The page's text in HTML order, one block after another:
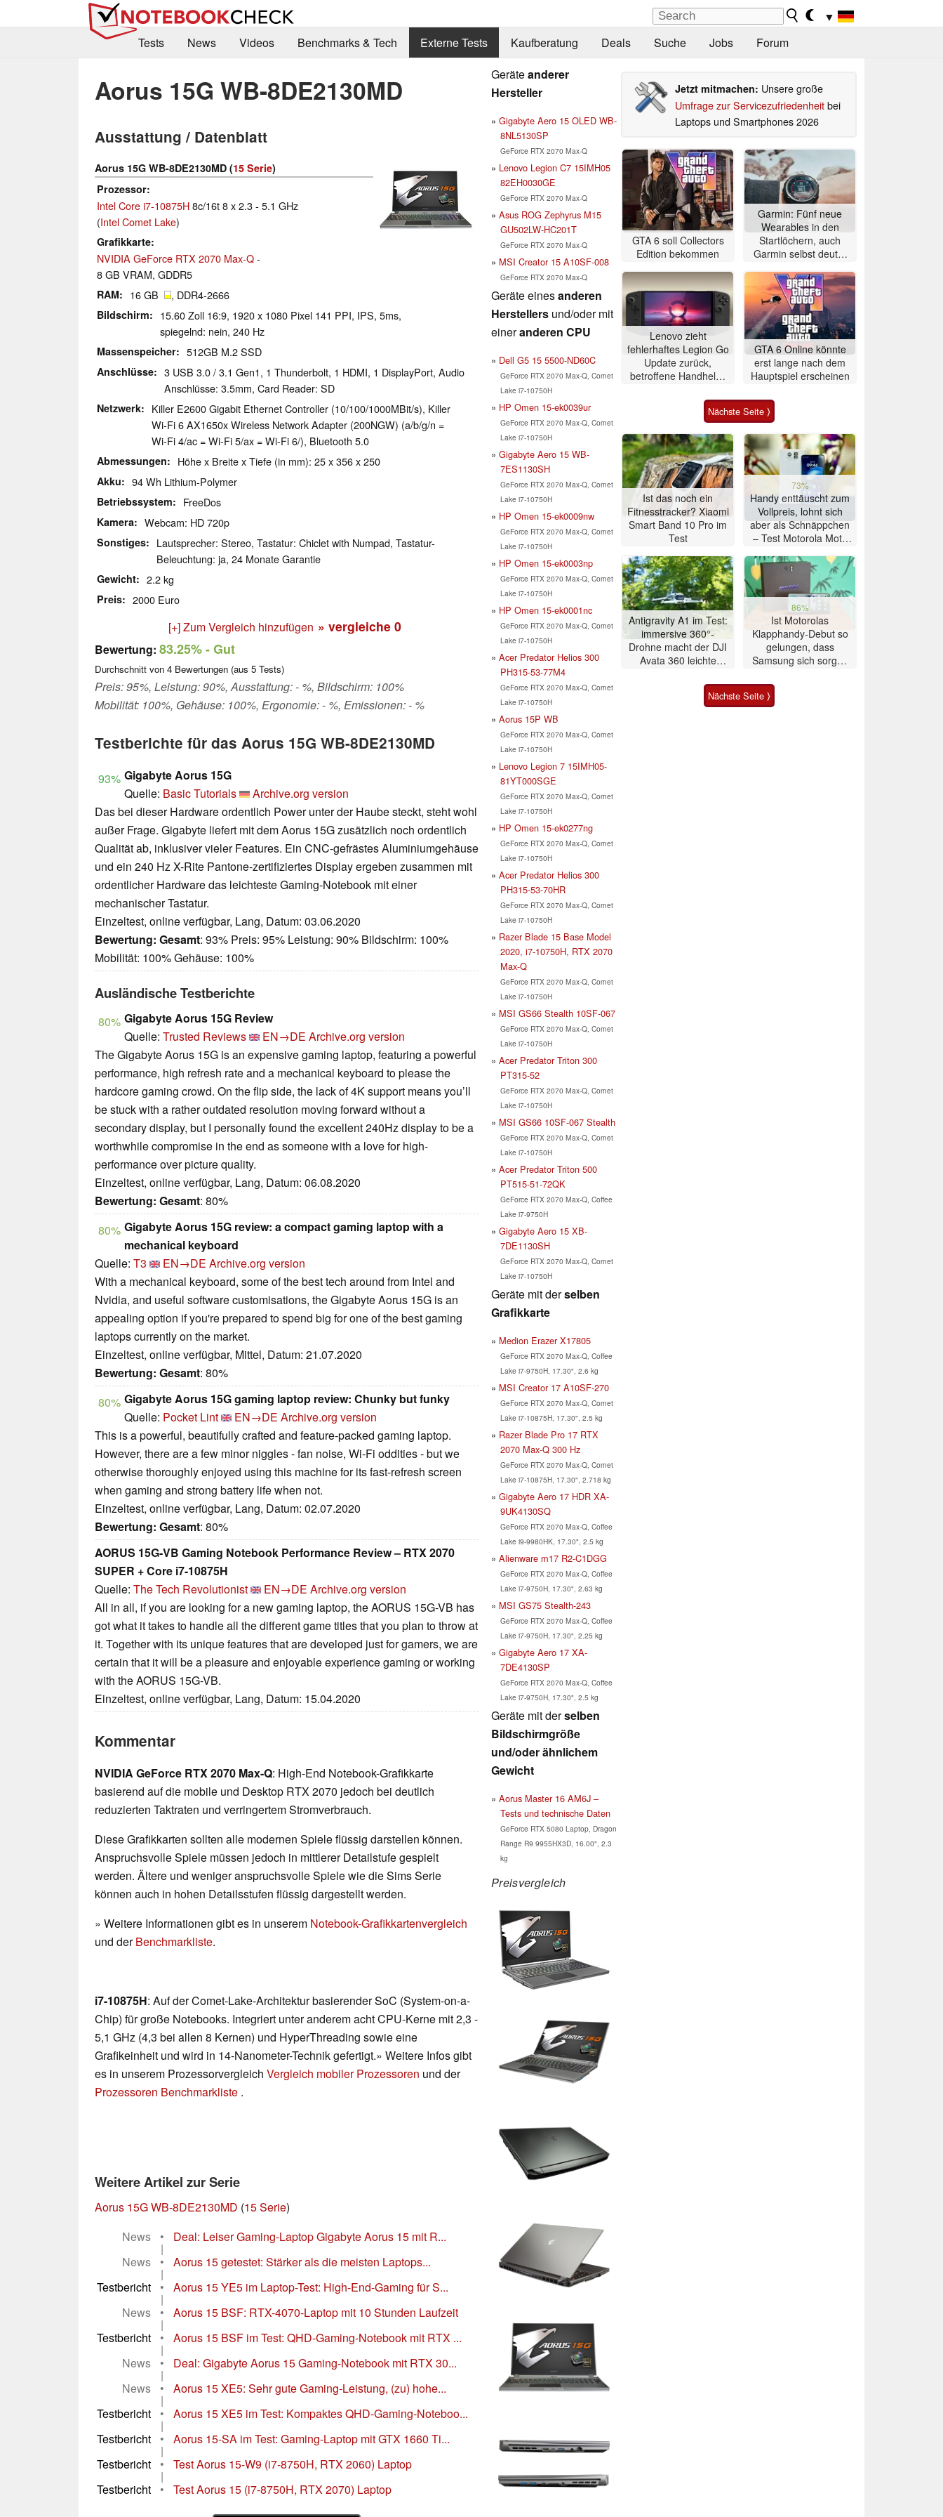
▼
Tests
News Videos Benchmarks & Tech Externe Tests Kaufberatung Deals Suche Jobs Forum
Aorus 15G WB-8DE2130MD
Ausstattung / Datenblatt
Aorus 15G WB-8DE2130MD (15 Serie)
Prozessor
Intel Core i7-10875H8c/16t 8 x 2.3 - 5.1 GHz
(Intel Comet Lake)
Grafikkarte
NVIDIA GeForce RTX 2070 Max-Q-
8 GB VRAM, GDDR5
RAM 16 GB , DDR4-2666
Bildschirm
15.60 Zoll 16:9, 1920 x 1080 Pixel 141 PPI, IPS, 5ms,
spiegelnd: nein, 240 Hz
Massenspeicher 512GB M.2 SSD
Anschlüsse
3 USB 3.0 / 3.1 Gen1, 1 Thunderbolt, 1 HDMI, 1 DisplayPort, Audio
Anschlüsse: 3.5mm, Card Reader: SD
Netzwerk
Killer E2600 Gigabit Ethernet Controller (10/100/1000MBit/s), Killer
Wi-Fi 6 AX1650x Wireless Network Adapter (200NGW) (a/b/g/n =
Wi-Fi 4/ac = Wi-Fi 5/ax = Wi-Fi 6/), Bluetooth 5.0
Abmessungen Höhe x Breite x Tiefe (in mm): 25 x 356 x 250
Akku 94 Wh Lithium-Polymer
Betriebssystem FreeDos
Kamera Webcam: HD 720p
Sonstiges
Lautsprecher: Stereo, Tastatur: Chiclet with Numpad, Tastatur-
Beleuchtung: ja, 24 Monate Garantie
Gewicht 2.2 kg
Preis 2000 Euro
[+] Zum Vergleich hinzufügen » vergleiche 0
Bewertung: 83.25%- Gut
Durchschnitt von 4 Bewertungen (aus 5 Tests)
Preis: 95%, Leistung: 90%, Ausstattung: - %, Bildschirm: 100%
Mobilität: 100%, Gehäuse: 100%, Ergonomie: - %, Emissionen: - %
Testberichte für das Aorus 15G WB-8DE2130MD
93% Gigabyte Aorus 15G
Quelle: Basic Tutorials
Archive.org version
Das bei dieser Hardware ordentlich Power unter der Haube steckt, steht wohl
außer Frage. Gigabyte liefert mit dem Aorus 15G zusätzlich noch ordentlich
Qualität ab, inklusiver vieler Features. Ein CNC-gefrästes Aluminiumgehäuse
und ein 240 Hz X-Rite Pantone-zertifiziertes Display ergeben zusammen mit
ordentlicher Hardware das leichteste Gaming-Notebook mit einer
mechanischer Tastatur.
Einzeltest, online verfügbar, Lang, Datum: 03.06.2020
Bewertung: Gesamt: 93% Preis: 95% Leistung: 90% Bildschirm: 100%
Mobilität: 100% Gehäuse: 100%
Ausländische Testberichte
80% Gigabyte Aorus 15G Review
Quelle: Trusted Reviews EN→DE Archive.org version
The Gigabyte Aorus 15G is an expensive gaming laptop, featuring a powerful
performance, high refresh rate and a mechanical keyboard to please the
hardcore gaming crowd. On the flip side, the lack of 4K support means you’ll
be stuck with a rather outdated resolution moving forward without a
secondary display, but I personally found the excellent 240Hz display to be a
worthwhile compromise in the end as someone with a love for high-
performance over picture quality.
Einzeltest, online verfügbar, Lang, Datum: 06.08.2020
Bewertung: Gesamt: 80%
80% Gigabyte Aorus 15G review: a compact gaming laptop with a
mechanical keyboard
Quelle: T3 EN→DE Archive.org version
With a mechanical keyboard, some of the best tech around from Intel and
Nvidia, and useful software customisations, the Gigabyte Aorus 15G is an
appealing option if you're prepared to spend big for one of the best gaming
laptops currently on the market.
Einzeltest, online verfügbar, Mittel, Datum: 21.07.2020
Bewertung: Gesamt: 80%
80% Gigabyte Aorus 15G gaming laptop review: Chunky but funky
Quelle: Pocket Lint EN→DE Archive.org version
This is a powerful, beautifully crafted and feature-packed gaming laptop.
However, there are a few minor niggles - fan noise, Wi-Fi oddities - but we
otherwise thoroughly enjoyed using this machine for its fast-refresh screen
when gaming and strong battery life when not.
Einzeltest, online verfügbar, Lang, Datum: 02.07.2020
Bewertung: Gesamt: 80%
AORUS 15G-VB Gaming Notebook Performance Review – RTX 2070
SUPER + Core i7-10875H
Quelle: The Tech Revolutionist EN→DE Archive.org version
All in all, if you are looking for a new gaming laptop, the AORUS 15G-VB has
got what it takes to handle all the different game titles that you plan to throw at
it. Together with its unique features that are developed just for gamers, we are
certain that it will be a pleasure and enjoyable experience gaming or working
with the AORUS 15G-VB.
Einzeltest, online verfügbar, Lang, Datum: 15.04.2020
Kommentar
NVIDIA GeForce RTX 2070 Max-Q: High-End Notebook-Grafikkarte
basierend auf die mobile und Desktop RTX 2070 jedoch bei deutlich
reduzierten Taktraten und verringertem Stromverbrauch.
Diese Grafikkarten sollten alle modernen Spiele flüssig darstellen können.
Anspruchsvolle Spiele müssen jedoch in mittlerer Detailstufe gespielt
werden. Ältere und weniger anspruchsvolle Spiele wie die Sims Serie
können auch in hohen Detailsstufen flüssig dargestellt werden.
» Weitere Informationen gibt es in unserem Notebook-Grafikkartenvergleich
und derBenchmarkliste.
i7-10875H: Auf der Comet-Lake-Architektur basierender SoC (System-on-a-
Chip) für große Notebooks. Integriert unter anderem acht CPU-Kerne mit 2,3 -
5,1 GHz (4,3 bei allen 8 Kernen) und HyperThreading sowie eine
Grafikeinheit und wird in 14-Nanometer-Technik gefertigt.» Weitere Infos gibt
es in unserem Prozessorvergleich Vergleich mobiler Prozessoren und der
Prozessoren Benchmarkliste .
Weitere Artikel zur Serie
Aorus 15G WB-8DE2130MD (15 Serie)
News
• Deal: Leiser Gaming-Laptop Gigabyte Aorus 15 mit R...
|
News
• Aorus 15 getestet: Stärker als die meisten Laptops...
|
Testbericht
• Aorus 15 YE5 im Laptop-Test: High-End-Gaming für S...
|
News
• Aorus 15 BSF: RTX-4070-Laptop mit 10 Stunden Laufzeit
|
Testbericht
• Aorus 15 BSF im Test: QHD-Gaming-Notebook mit RTX ...
|
News
• Deal: Gigabyte Aorus 15 Gaming-Notebook mit RTX 30...
|
News
• Aorus 15 XE5: Sehr gute Gaming-Leistung, (zu) hohe...
|
Testbericht
• Aorus 15 XE5 im Test: Kompaktes QHD-Gaming-Noteboo...
|
Testbericht
• Aorus 15-SA im Test: Gaming-Laptop mit GTX 1660 Ti...
|
Testbericht
• Test Aorus 15-W9 (i7-8750H, RTX 2060) Laptop
|
Testbericht
• Test Aorus 15 (i7-8750H, RTX 2070) Laptop
Geräteanderer
Hersteller
Gigabyte Aero 15 OLED WB-
8NL5130SP
GeForce RTX 2070 Max-Q
Lenovo Legion C7 15IMH05
82EH0030GE
GeForce RTX 2070 Max-Q
Asus ROG Zephyrus M15
GU502LW-HC201T
GeForce RTX 2070 Max-Q
MSI Creator 15 A10SF-008
GeForce RTX 2070 Max-Q
Geräte einesanderen
Herstellers und/oder mit
eineranderen CPU
Dell G5 15 5500-ND60C
GeForce RTX 2070 Max-Q, Comet
Lake i7-10750H
HP Omen 15-ek0039ur
GeForce RTX 2070 Max-Q, Comet
Lake i7-10750H
Gigabyte Aero 15 WB-
7ES1130SH
GeForce RTX 2070 Max-Q, Comet
Lake i7-10750H
HP Omen 15-ek0009nw
GeForce RTX 2070 Max-Q, Comet
Lake i7-10750H
HP Omen 15-ek0003np
GeForce RTX 2070 Max-Q, Comet
Lake i7-10750H
HP Omen 15-ek0001nc
GeForce RTX 2070 Max-Q, Comet
Lake i7-10750H
Acer Predator Helios 300
PH315-53-77M4
GeForce RTX 2070 Max-Q, Comet
Lake i7-10750H
Aorus 15P WB
GeForce RTX 2070 Max-Q, Comet
Lake i7-10750H
Lenovo Legion 7 15IMH05-
81YT000SGE
GeForce RTX 2070 Max-Q, Comet
Lake i7-10750H
HP Omen 15-ek0277ng
GeForce RTX 2070 Max-Q, Comet
Lake i7-10750H
Acer Predator Helios 300
PH315-53-70HR
GeForce RTX 2070 Max-Q, Comet
Lake i7-10750H
Razer Blade 15 Base Model
2020, i7-10750H, RTX 2070
Max-Q
GeForce RTX 2070 Max-Q, Comet
Lake i7-10750H
MSI GS66 Stealth 10SF-067
GeForce RTX 2070 Max-Q, Comet
Lake i7-10750H
Acer Predator Triton 300
PT315-52
GeForce RTX 2070 Max-Q, Comet
Lake i7-10750H
MSI GS66 10SF-067 Stealth
GeForce RTX 2070 Max-Q, Comet
Lake i7-10750H
Acer Predator Triton 500
PT515-51-72QK
GeForce RTX 2070 Max-Q, Coffee
Lake i7-9750H
Gigabyte Aero 15 XB-
7DE1130SH
GeForce RTX 2070 Max-Q, Comet
Lake i7-10750H
Geräte mit derselben
Grafikkarte
Medion Erazer X17805
GeForce RTX 2070 Max-Q, Coffee
Lake i7-9750H, 17.30", 2.6 kg
MSI Creator 17 A10SF-270
GeForce RTX 2070 Max-Q, Comet
Lake i7-10875H, 17.30", 2.5 kg
Razer Blade Pro 17 RTX
2070 Max-Q 300 Hz
GeForce RTX 2070 Max-Q, Comet
Lake i7-10875H, 17.30", 2.718 kg
Gigabyte Aero 17 HDR XA-
9UK4130SQ
GeForce RTX 2070 Max-Q, Coffee
Lake i9-9980HK, 17.30", 2.5 kg
Alienware m17 R2-C1DGG
GeForce RTX 2070 Max-Q, Coffee
Lake i7-9750H, 17.30", 2.63 kg
MSI GS75 Stealth-243
GeForce RTX 2070 Max-Q, Coffee
Lake i7-9750H, 17.30", 2.25 kg
Gigabyte Aero 17 XA-
7DE4130SP
GeForce RTX 2070 Max-Q, Coffee
Lake i7-9750H, 17.30", 2.5 kg
Geräte mit derselben
Bildschirmgröße
und/oder ähnlichem
Gewicht
Aorus Master 16 AM6J –
Tests und technische Daten
GeForce RTX 5080 Laptop, Dragon
Range R9 9955HX3D, 16.00", 2.3
kg
Preisvergleich
Jetzt mitmachen: Unsere große
Umfrage zur Servicezufriedenheitbei
Laptops und Smartphones 2026
GTA 6 soll Collectors
Edition bekommen
Garmin: Fünf neue
Wearables in den
Startlöchern, auch
Garmin selbst deutet
Lenovo zieht
fehlerhaftes Legion Go
Update zurück,
betroffene Handhelds
GTA 6 Online könnte
erst lange nach dem
Hauptspiel erscheinen
Nächste Seite ⟩
Ist das noch ein
Fitnesstracker? Xiaomi
Smart Band 10 Pro im
Test
73%
Handy enttäuscht zum
Vollpreis, lohnt sich
aber als Schnäppchen
– Test Motorola Moto
Antigravity A1 im Test:
immersive 360°-
Drohne macht der DJI
Avata 360 leichte
86%
Ist Motorolas
Klapphandy-Debut so
gelungen, dass
Samsung sich sorgen
Smartphone im Test
Nächste Seite ⟩